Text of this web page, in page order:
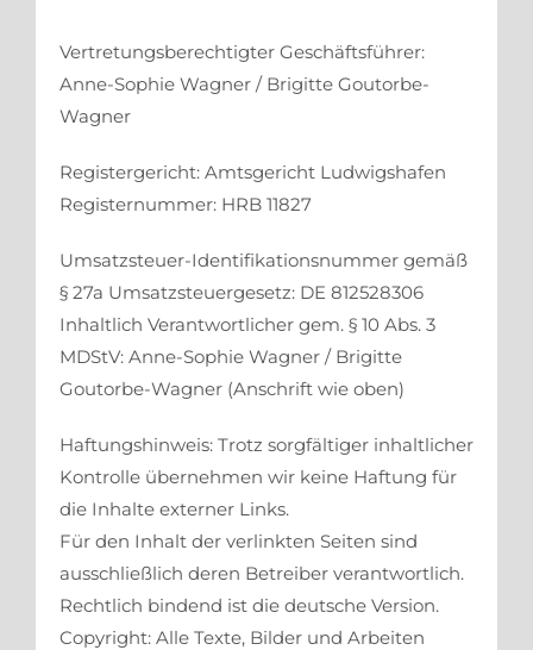
Vertretungsberechtigter Geschäftsführer:
Anne-Sophie Wagner / Brigitte Goutorbe-
Wagner
Registergericht: Amtsgericht Ludwigshafen
Registernummer: HRB 11827
Umsatzsteuer-Identifikationsnummer gemäß
§ 27a Umsatzsteuergesetz: DE 812528306
Inhaltlich Verantwortlicher gem. § 10 Abs. 3
MDStV: Anne-Sophie Wagner / Brigitte
Goutorbe-Wagner (Anschrift wie oben)
Haftungshinweis: Trotz sorgfältiger inhaltlicher
Kontrolle übernehmen wir keine Haftung für
die Inhalte externer Links.
Für den Inhalt der verlinkten Seiten sind
ausschließlich deren Betreiber verantwortlich.
Rechtlich bindend ist die deutsche Version.
Copyright: Alle Texte, Bilder und Arbeiten